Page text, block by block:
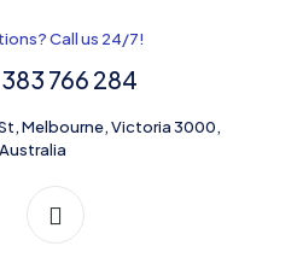
Call us 24/7!
383 766 284
Melbourne, Victoria 3000,
Australia